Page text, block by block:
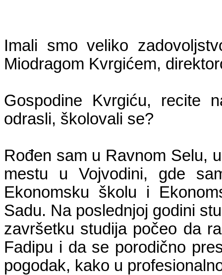
Imali smo veliko
Miodragom Kvrgićem,
Gospodine Kvrgiću, recite
odrasli, školovali se?
Rođen sam u Ravnom Selu,
mestu u Vojvodini, gde
Ekonomsku školu i
Sadu. Na poslednjoj godini
završetku studija počeo da
Fadipu i da se porodično
pogodak, kako u